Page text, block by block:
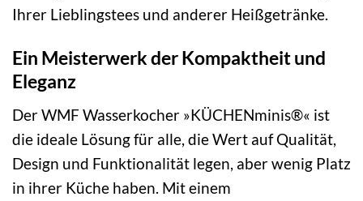
Ihrer Lieblingstees und anderer Heißgetränke.
Ein Meisterwerk der Kompaktheit und
Eleganz
Der WMF Wasserkocher »KÜCHENminis®« ist
die ideale Lösung für alle, die Wert auf Qualität,
Design und Funktionalität legen, aber wenig Platz
in ihrer Küche haben. Mit einem